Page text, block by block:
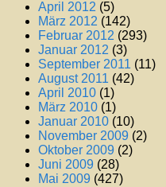
April 2012 (5)
März 2012 (142)
Februar 2012 (293)
Januar 2012 (3)
September 2011 (11)
August 2011 (42)
April 2010 (1)
März 2010 (1)
Januar 2010 (10)
November 2009 (2)
Oktober 2009 (2)
Juni 2009 (28)
Mai 2009 (427)